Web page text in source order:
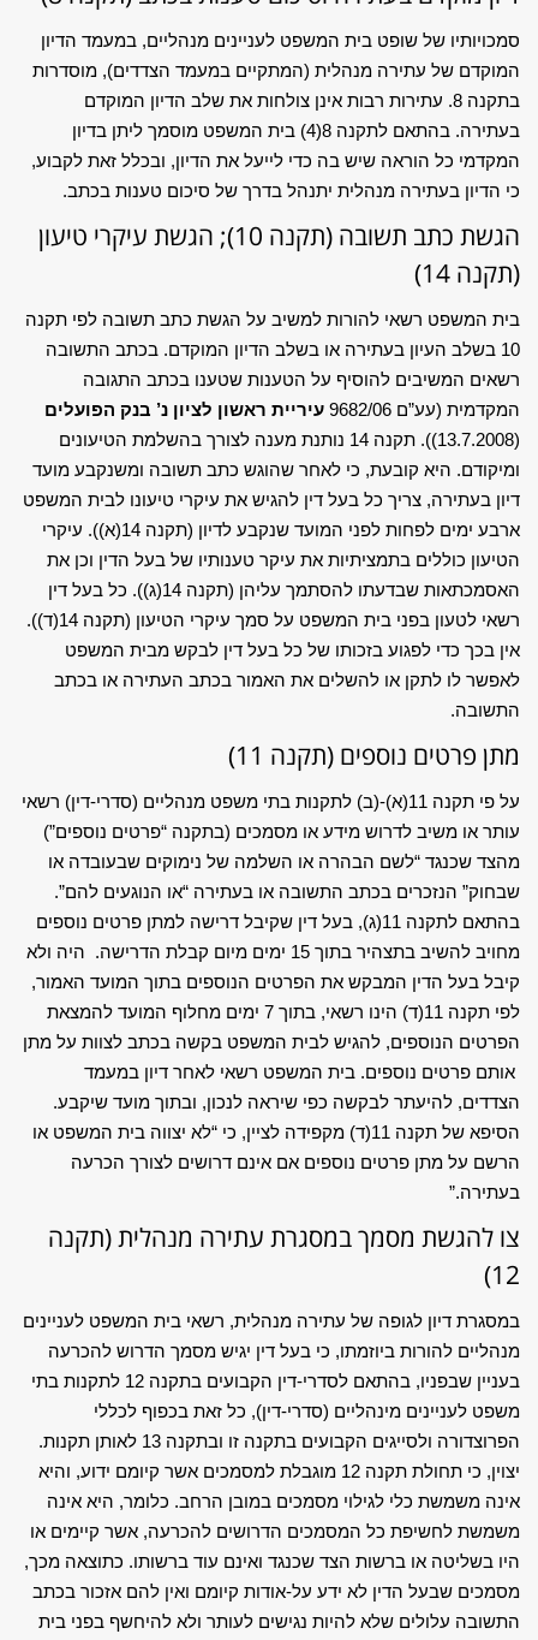
סמכויותיו של שופט בית המשפט לעניינים מנהליים, במעמד הדיון
המוקדם של עתירה מנהלית (המתקיים במעמד הצדדים), מוסדרות
בתקנה 8. עתירות רבות אינן צולחות את שלב הדיון המוקדם
בעתירה. בהתאם לתקנה 8(4) בית המשפט מוסמך ליתן בדיון
המקדמי כל הוראה שיש בה כדי לייעל את הדיון, ובכלל זאת לקבוע,
כי הדיון בעתירה מנהלית יתנהל בדרך של סיכום טענות בכתב.
הגשת כתב תשובה (תקנה 10); הגשת עיקרי טיעון
(תקנה 14)
בית המשפט רשאי להורות למשיב על הגשת כתב תשובה לפי תקנה
10 בשלב העיון בעתירה או בשלב הדיון המוקדם. בכתב התשובה
רשאים המשיבים להוסיף על הטענות שטענו בכתב התגובה
המקדמית (עע”ם 9682/06
עיריית ראשון לציון נ’ בנק הפועלים
(13.7.2008)). תקנה 14 נותנת מענה לצורך בהשלמת הטיעונים
ומיקודם. היא קובעת, כי לאחר שהוגש כתב תשובה ומשנקבע מועד
דיון בעתירה, צריך כל בעל דין להגיש את עיקרי טיעונו לבית המשפט
ארבע ימים לפחות לפני המועד שנקבע לדיון (תקנה 14(א)). עיקרי
הטיעון כוללים בתמציתיות את עיקר טענותיו של בעל הדין וכן את
האסמכתאות שבדעתו להסתמך עליהן (תקנה 14(ג)). כל בעל דין
רשאי לטעון בפני בית המשפט על סמך עיקרי הטיעון (תקנה 14(ד)).
אין בכך כדי לפגוע בזכותו של כל בעל דין לבקש מבית המשפט
לאפשר לו לתקן או להשלים את האמור בכתב העתירה או בכתב
התשובה.
מתן פרטים נוספים (תקנה 11)
על פי תקנה 11(א)-(ב) לתקנות בתי משפט מנהליים (סדרי-דין) רשאי
עותר או משיב לדרוש מידע או מסמכים (בתקנה “פרטים נוספים”)
מהצד שכנגד “לשם הבהרה או השלמה של נימוקים שבעובדה או
שבחוק” הנזכרים בכתב התשובה או בעתירה “או הנוגעים להם”.
בהתאם לתקנה 11(ג), בעל דין שקיבל דרישה למתן פרטים נוספים
מחויב להשיב בתצהיר בתוך 15 ימים מיום קבלת הדרישה. היה ולא
קיבל בעל הדין המבקש את הפרטים הנוספים בתוך המועד האמור,
לפי תקנה 11(ד) הינו רשאי, בתוך 7 ימים מחלוף המועד להמצאת
הפרטים הנוספים, להגיש לבית המשפט בקשה בכתב לצוות על מתן
אותם פרטים נוספים. בית המשפט רשאי לאחר דיון במעמד
הצדדים, להיעתר לבקשה כפי שיראה לנכון, ובתוך מועד שיקבע.
הסיפא של תקנה 11(ד) מקפידה לציין, כי “לא יצווה בית המשפט או
הרשם על מתן פרטים נוספים אם אינם דרושים לצורך הכרעה
בעתירה.”
צו להגשת מסמך במסגרת עתירה מנהלית (תקנה
12)
במסגרת דיון לגופה של עתירה מנהלית, רשאי בית המשפט לעניינים
מנהליים להורות ביוזמתו, כי בעל דין יגיש מסמך הדרוש להכרעה
בעניין שבפניו, בהתאם לסדרי-דין הקבועים בתקנה 12 לתקנות בתי
משפט לעניינים מינהליים (סדרי-דין), כל זאת בכפוף לכללי
הפרוצדורה ולסייגים הקבועים בתקנה זו ובתקנה 13 לאותן תקנות.
יצוין, כי תחולת תקנה 12 מוגבלת למסמכים אשר קיומם ידוע, והיא
אינה משמשת כלי לגילוי מסמכים במובן הרחב. כלומר, היא אינה
משמשת לחשיפת כל המסמכים הדרושים להכרעה, אשר קיימים או
היו בשליטה או ברשות הצד שכנגד ואינם עוד ברשותו. כתוצאה מכך,
מסמכים שבעל הדין לא ידע על-אודות קיומם ואין להם אזכור בכתב
התשובה עלולים שלא להיות נגישים לעותר ולא להיחשף בפני בית